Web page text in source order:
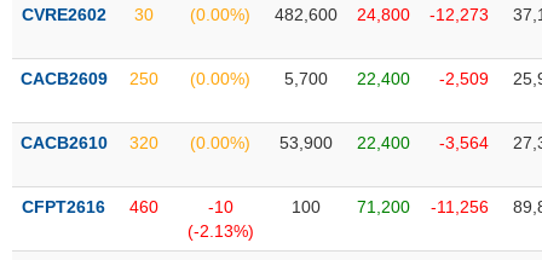
CVRE2602 30 (0.00%) 482,600 24,800 -12,273
CACB2609 250 (0.00%) 5,700 22,400 -2,509
CACB2610 320 (0.00%) 53,900 22,400 -3,564
CFPT2616 460
-10
(-2.13%)
100 71,200 -11,256
VỤ
THÔNG
TIỆN